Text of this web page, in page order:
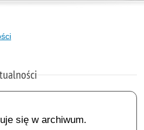
się w archiwum.